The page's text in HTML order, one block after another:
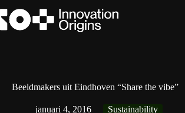
naar
de
Beeldmakers uit Eindhoven “Share the vibe”
januari 4, 2016 Sustainability